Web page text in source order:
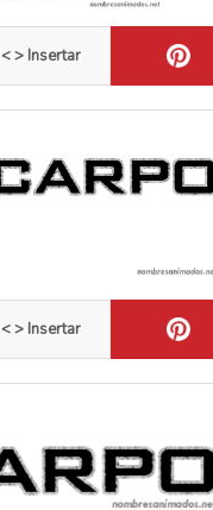
< > Insertar
< > Insertar